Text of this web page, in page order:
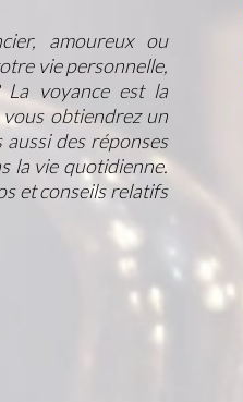
amoureux ou
vie personnelle,
La voyance est la
obtiendrez un
des réponses
la vie quotidienne.
et conseils relatifs